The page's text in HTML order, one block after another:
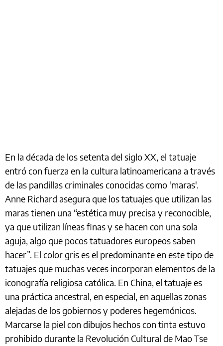
En la década de los setenta del siglo XX, el tatuaje
entró con fuerza en la cultura latinoamericana a través
de las pandillas criminales conocidas como 'maras'.
Anne Richard asegura que los tatuajes que utilizan las
maras tienen una “estética muy precisa y reconocible,
ya que utilizan líneas finas y se hacen con una sola
aguja, algo que pocos tatuadores europeos saben
hacer”. El color gris es el predominante en este tipo de
tatuajes que muchas veces incorporan elementos de la
iconografía religiosa católica. En China, el tatuaje es
una práctica ancestral, en especial, en aquellas zonas
alejadas de los gobiernos y poderes hegemónicos.
Marcarse la piel con dibujos hechos con tinta estuvo
prohibido durante la Revolución Cultural de Mao Tse